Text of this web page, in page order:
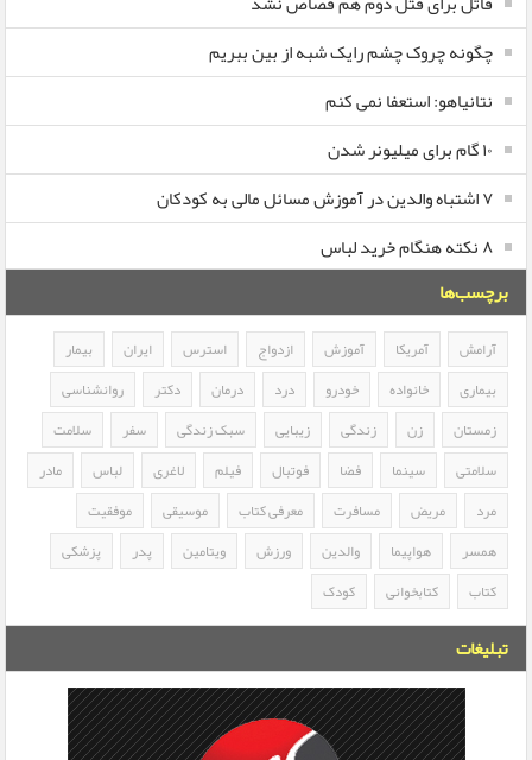
چگونه چروک چشم رایک شبه از بین ببریم
نتانیاهو: استعفا نمی کنم
۱۰ گام برای میلیونر شدن
۷ اشتباه والدین در آموزش مسائل مالی به کودکان
۸ نکته هنگام خرید لباس
برچسب‌ها
آرامش آمریکا آموزش ازدواج استرس ایران
بیمار
بیماری
خانواده خودرو درد درمان دکتر
روانشناسی
زمستان
زن زندگی زیبایی سبک زندگی سفر
سلامت
سلامتی
سینما فضا فوتبال فیلم لاغری لباس
مادر
مرد
مریض مسافرت معرفی کتاب موسیقی
موفقیت
همسر
هواپیما والدین ورزش ویتامین پدر
پزشکی
کتاب
کتابخوانی کودک
تبلیغات